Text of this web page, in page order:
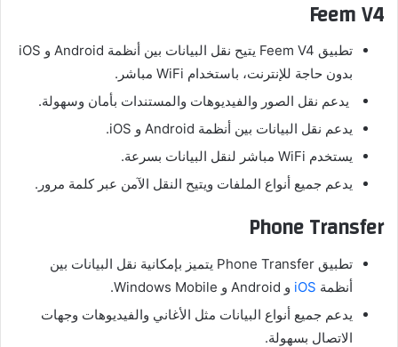
Feem V4
تطبيق Feem V4 يتيح نقل البيانات بين أنظمة Android و iOS
بدون حاجة للإنترنت، باستخدام WiFi مباشر.
يدعم نقل الصور والفيديوهات والمستندات بأمان وسهولة.
يدعم نقل البيانات بين أنظمة Android و iOS.
يستخدم WiFi مباشر لنقل البيانات بسرعة.
يدعم جميع أنواع الملفات ويتيح النقل الآمن عبر كلمة مرور.
Phone Transfer
تطبيق Phone Transfer يتميز بإمكانية نقل البيانات بين
أنظمة iOS و Android و Windows Mobile.
يدعم جميع أنواع البيانات مثل الأغاني والفيديوهات وجهات
الاتصال بسهولة.